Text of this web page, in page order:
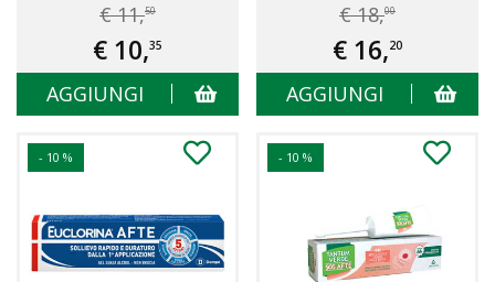
€ 11,50
€ 10,35
AGGIUNGI
€ 18,00
€ 16,20
AGGIUNGI
- 10 % - 10 %